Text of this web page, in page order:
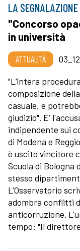
LA SEGNALAZIONE
"Concorso
in università
ATTUALITÀ
"L’intera
composizione
casuale, e
giudizio". E'
indipendente sui
di Modena e
è uscito vincitore
Scuola di Bologna
stesso
L'Osservatorio
adombra conflitti
anticorruzione.
tempo: "Il